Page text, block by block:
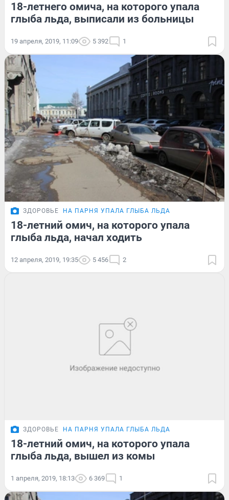
18-летнего омича, на которого упала
глыба льда, выписали из больницы
19 апреля, 2019, 11:09 5 392 1
ЗДОРОВЬЕ НА ПАРНЯ УПАЛА ГЛЫБА ЛЬДА
18-летний омич, на которого упала
глыба льда, начал ходить
12 апреля, 2019, 19:35 5 456 2
ЗДОРОВЬЕ НА ПАРНЯ УПАЛА ГЛЫБА ЛЬДА
18-летний омич, на которого упала
глыба льда, вышел из комы
1 апреля, 2019, 18:13 6 369 1